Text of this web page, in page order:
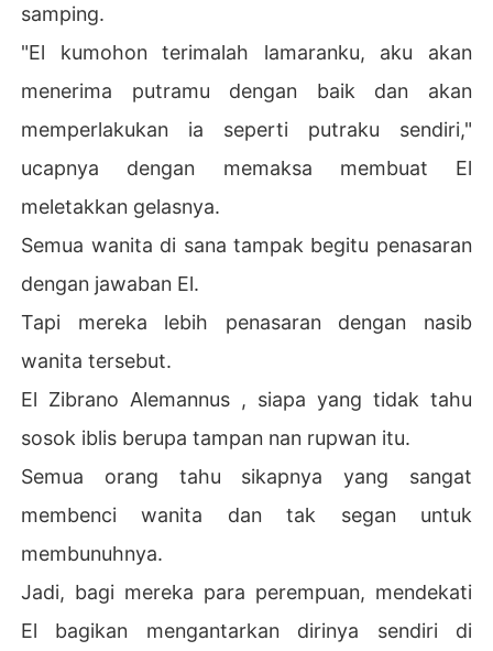
samping.
"El kumohon terimalah lamaranku, aku akan
menerima putramu dengan baik dan akan
memperlakukan ia seperti putraku sendiri,"
ucapnya dengan memaksa membuat El
meletakkan gelasnya.
Semua wanita di sana tampak begitu penasaran
dengan jawaban El.
Tapi mereka lebih penasaran dengan nasib
wanita tersebut.
El Zibrano Alemannus , siapa yang tidak tahu
sosok iblis berupa tampan nan rupwan itu.
Semua orang tahu sikapnya yang sangat
membenci wanita dan tak segan untuk
membunuhnya.
Jadi, bagi mereka para perempuan, mendekati
El bagikan mengantarkan dirinya sendiri di